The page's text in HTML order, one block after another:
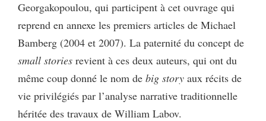
Georgakopoulou, qui participent à cet ouvrage qui
reprend en annexe les premiers articles de Michael
Bamberg (2004 et 2007). La paternité du concept de
small stories revient à ces deux auteurs, qui ont du
même coup donné le nom de big story aux récits de
vie privilégiés par l’analyse narrative traditionnelle
héritée des travaux de William Labov.